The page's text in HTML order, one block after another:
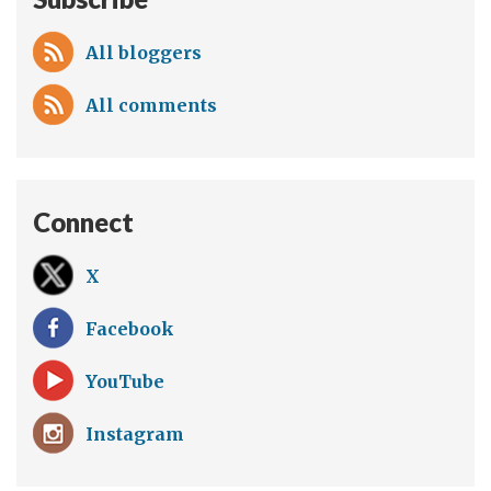
All bloggers
All comments
Connect
X
Facebook
YouTube
Instagram